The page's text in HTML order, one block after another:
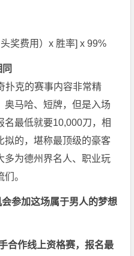
奖费用）x 胜率] x 99%
扑克的赛事内容非常精
奥马哈、短牌，但是入场
名最低就要10,000刀，相
拟的，堪称最顶级的豪客
多为德州界名人、职业玩
。
参加这场属于男人的梦想
合作线上资格赛，报名最